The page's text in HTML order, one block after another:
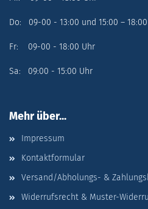
Do: 09-00 - 13:00 und 15:00 –
Fr: 09-00 - 18:00 Uhr
Sa: 09:00 - 15:00 Uhr
Mehr über...
Impressum
Kontaktformular
Versand/Abholungs- &
Widerrufsrecht & Muster-